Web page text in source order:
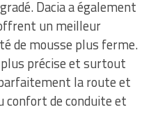
Dacia a également
un meilleur
de mousse plus ferme.
précise et surtout
la route et
confort de conduite et